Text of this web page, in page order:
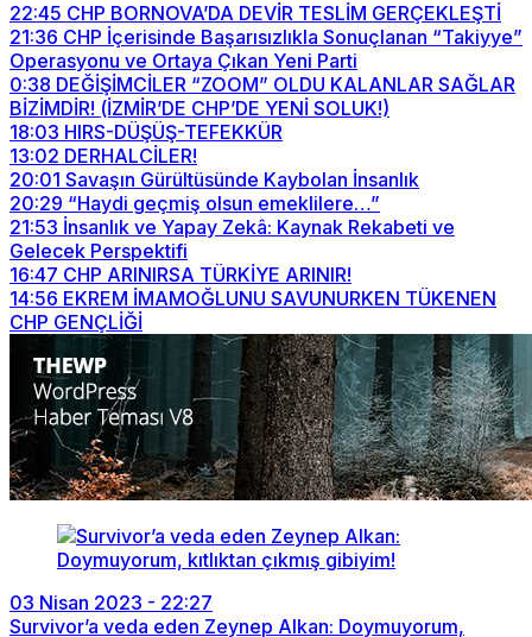
22:45 CHP BORNOVA’DA DEVİR TESLİM GERÇEKLEŞTİ
21:36 CHP İçerisinde Başarısızlıkla Sonuçlanan “Takiyye”
Operasyonu ve Ortaya Çıkan Yeni Parti
0:38 DEĞİŞİMCİLER “ZOOM” OLDU KALANLAR SAĞLAR
BİZİMDİR! (İZMİR’DE CHP’DE YENİ SOLUK!)
18:03 HIRS-DÜŞÜŞ-TEFEKKÜR
13:02 DERHALCİLER!
20:01 Savaşın Gürültüsünde Kaybolan İnsanlık
20:29 “Haydi geçmiş olsun emeklilere…”
21:53 İnsanlık ve Yapay Zekâ: Kaynak Rekabeti ve
Gelecek Perspektifi
16:47 CHP ARINIRSA TÜRKİYE ARINIR!
14:56 EKREM İMAMOĞLUNU SAVUNURKEN TÜKENEN
CHP GENÇLİĞİ
03 Nisan 2023 - 22:27
Survivor’a veda eden Zeynep Alkan: Doymuyorum,